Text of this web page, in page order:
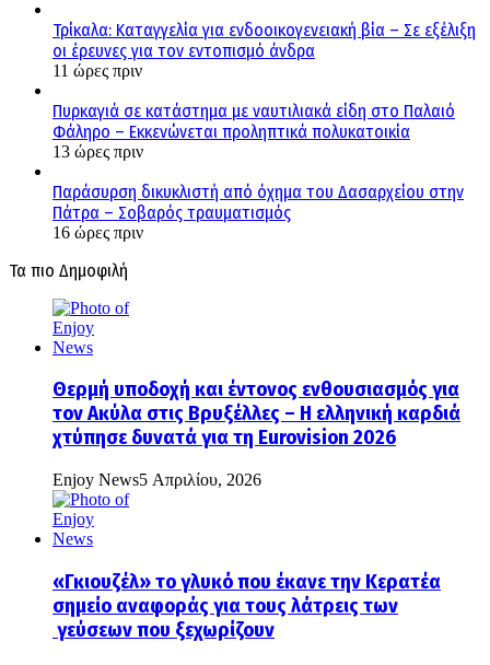
Τρίκαλα: Καταγγελία για ενδοοικογενειακή βία – Σε εξέλιξη
οι έρευνες για τον εντοπισμό άνδρα
11 ώρες πριν
Πυρκαγιά σε κατάστημα με ναυτιλιακά είδη στο Παλαιό
Φάληρο – Εκκενώνεται προληπτικά πολυκατοικία
13 ώρες πριν
Παράσυρση δικυκλιστή από όχημα του Δασαρχείου στην
Πάτρα – Σοβαρός τραυματισμός
16 ώρες πριν
Τα πιο Δημοφιλή
Θερμή υποδοχή και έντονος ενθουσιασμός για
τον Ακύλα στις Βρυξέλλες – Η ελληνική καρδιά
χτύπησε δυνατά για τη Eurovision 2026
Enjoy News5 Απριλίου, 2026
«Γκιουζέλ» το γλυκό που έκανε την Κερατέα
σημείο αναφοράς για τους λάτρεις των
γεύσεων που ξεχωρίζουν